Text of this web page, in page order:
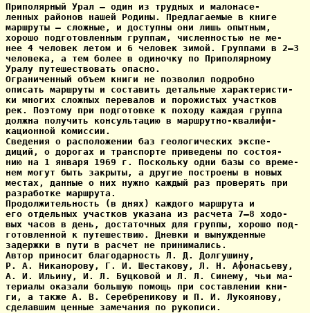
Приполярный Урал — один из трудных и малонасе-
ленных районов нашей Родины. Предлагаемые в книге
маршруты — сложные, и доступны они лишь опытным,
хорошо подготовленным группам, численностью не ме-
нее 4 человек летом и 6 человек зимой. Группами в 2—3
человека, а тем более в одиночку по Приполярному
Уралу путешествовать опасно.
Ограниченный объем книги не позволил подробно
описать маршруты и составить детальные характеристи-
ки многих сложных перевалов и порожистых участков
рек. Поэтому при подготовке к походу каждая группа
должна получить консультацию в маршрутно-квалифи-
кационной комиссии.
Сведения о расположении баз геологических экспе-
диций, о дорогах и транспорте приведены по состоя-
нию на 1 января 1969 г. Поскольку одни базы со време-
нем могут быть закрыты, а другие построены в новых
местах, данные о них нужно каждый раз проверять при
разработке маршрута.
Продолжительность (в днях) каждого маршрута и
его отдельных участков указана из расчета 7—8 ходо-
вых часов в день, достаточных для группы, хорошо под-
готовленной к путешествию. Дневки и вынужденные
задержки в пути в расчет не принимались.
Автор приносит благодарность Л. Д. Долгушину,
Р. А. Никанорову, Г. И. Шестакову, Л. Н. Афонасьеву,
А. И. Ильину, И. Л. Буцковой и Л. Л. Синему, чьи ма-
териалы оказали большую помощь при составлении кни-
ги, а также А. В. Серебреникову и П. И. Лукоянову,
сделавшим ценные замечания по рукописи.